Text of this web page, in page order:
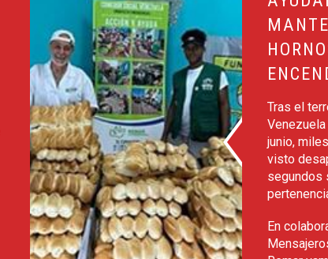
Tras el
junio,
visto
segundos
En